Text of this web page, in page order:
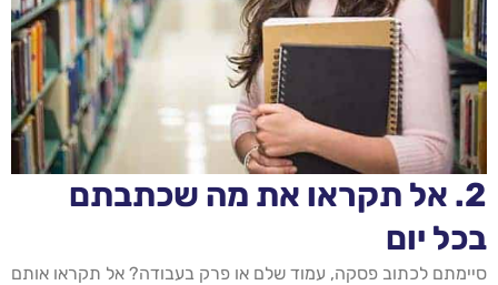
2. אל תקראו את מה שכתבתם
בכל יום
סיימתם לכתוב פסקה, עמוד שלם או פרק בעבודה? אל תקראו אותם